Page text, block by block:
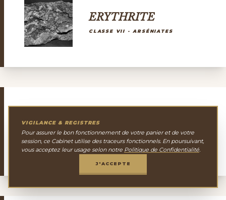
ERYTHRITE
CLASSE VII - ARSÉNIATES
E ERYTHROSIDERITE
CLASSE III - HALOGÉNURES
VIGILANCE & REGISTRES
Pour assurer le bon fonctionnement de votre panier et de votre
session, ce Cabinet utilise des traceurs fonctionnels. En poursuivant,
vous acceptez leur usage selon notre Politique de Confidentialité.
J'ACCEPTE